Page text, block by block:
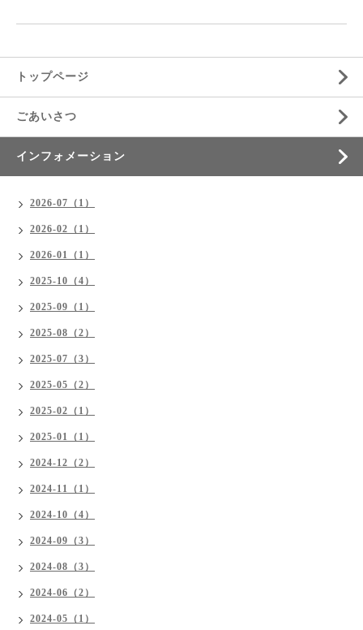
トップページ
ごあいさつ
インフォメーション
2026-07（1）
2026-02（1）
2026-01（1）
2025-10（4）
2025-09（1）
2025-08（2）
2025-07（3）
2025-05（2）
2025-02（1）
2025-01（1）
2024-12（2）
2024-11（1）
2024-10（4）
2024-09（3）
2024-08（3）
2024-06（2）
2024-05（1）